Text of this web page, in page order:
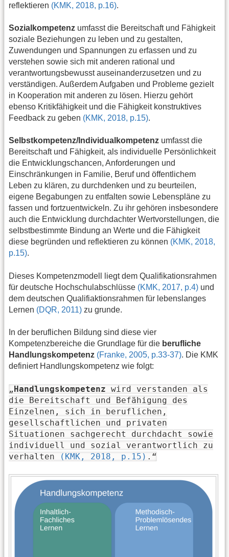
reflektieren (KMK, 2018, p.16).
Sozialkompetenz umfasst die Bereitschaft und Fähigkeit
soziale Beziehungen zu leben und zu gestalten,
Zuwendungen und Spannungen zu erfassen und zu
verstehen sowie sich mit anderen rational und
verantwortungsbewusst auseinanderzusetzen und zu
verständigen. Außerdem Aufgaben und Probleme gezielt
in Kooperation mit anderen zu lösen. Hierzu gehört
ebenso Kritikfähigkeit und die Fähigkeit konstruktives
Feedback zu geben (KMK, 2018, p.15).
Selbstkompetenz/Individualkompetenz umfasst die
Bereitschaft und Fähigkeit, als individuelle Persönlichkeit
die Entwicklungschancen, Anforderungen und
Einschränkungen in Familie, Beruf und öffentlichem
Leben zu klären, zu durchdenken und zu beurteilen,
eigene Begabungen zu entfalten sowie Lebenspläne zu
fassen und fortzuentwickeln. Zu ihr gehören insbesondere
auch die Entwicklung durchdachter Wertvorstellungen, die
selbstbestimmte Bindung an Werte und die Fähigkeit
diese begründen und reflektieren zu können (KMK, 2018,
p.15).
Dieses Kompetenzmodell liegt dem Qualifikationsrahmen
für deutsche Hochschulabschlüsse (KMK, 2017, p.4) und
dem deutschen Qualifiaktionsrahmen für lebenslanges
Lernen (DQR, 2011) zu grunde.
In der beruflichen Bildung sind diese vier
Kompetenzbereiche die Grundlage für die berufliche
Handlungskompetenz (Franke, 2005, p.33-37). Die KMK
definiert Handlungskompetenz wie folgt:
„Handlungskompetenz wird verstanden als
die Bereitschaft und Befähigung des
Einzelnen, sich in beruflichen,
gesellschaftlichen und privaten
Situationen sachgerecht durchdacht sowie
individuell und sozial verantwortlich zu
verhalten
(KMK, 2018, p.15) .“